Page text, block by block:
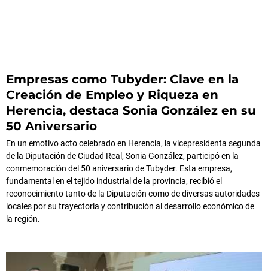
Empresas como Tubyder: Clave en la
Creación de Empleo y Riqueza en
Herencia, destaca Sonia González en su
50 Aniversario
En un emotivo acto celebrado en Herencia, la vicepresidenta segunda
de la Diputación de Ciudad Real, Sonia González, participó en la
conmemoración del 50 aniversario de Tubyder. Esta empresa,
fundamental en el tejido industrial de la provincia, recibió el
reconocimiento tanto de la Diputación como de diversas autoridades
locales por su trayectoria y contribución al desarrollo económico de
la región.